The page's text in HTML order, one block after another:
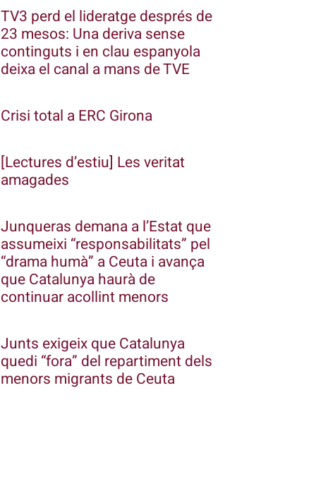
TV3 perd el lideratge després de
23 mesos: Una deriva sense
continguts i en clau espanyola
deixa el canal a mans de TVE
Crisi total a ERC Girona
[Lectures d’estiu] Les veritat
amagades
Junqueras demana a l’Estat que
assumeixi “responsabilitats” pel
“drama humà” a Ceuta i avança
que Catalunya haurà de
continuar acollint menors
Junts exigeix que Catalunya
quedi “fora” del repartiment dels
menors migrants de Ceuta